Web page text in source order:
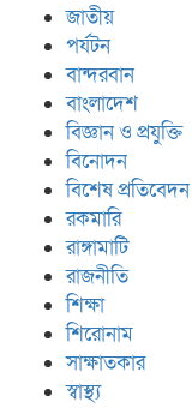
জাতীয়
পর্যটন
বান্দরবান
বাংলাদেশ
বিজ্ঞান ও প্রযুক্তি
বিনোদন
বিশেষ প্রতিবেদন
রকমারি
রাঙ্গামাটি
রাজনীতি
শিক্ষা
শিরোনাম
সাক্ষাতকার
স্বাস্থ্য